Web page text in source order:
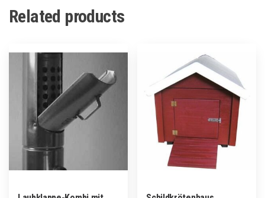
Related products